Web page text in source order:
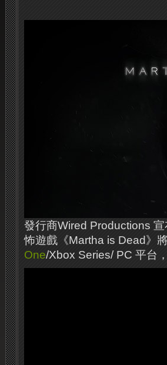
發行商Wired Productions
怖遊戲《Martha is Dead》
One/Xbox Series/ PC 平台